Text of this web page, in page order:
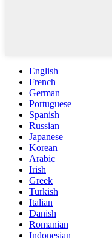
English
French
German
Portuguese
Spanish
Russian
Japanese
Korean
Arabic
Irish
Greek
Turkish
Italian
Danish
Romanian
Indonesian